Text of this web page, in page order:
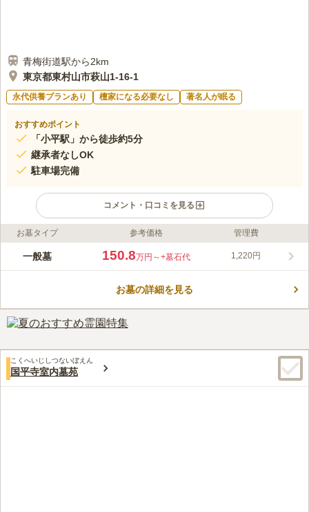
青梅街道駅から2km
東京都東村山市萩山1-16-1
永代供養プランあり 檀家になる必要なし 著名人が眠る
おすすめポイント
「小平駅」から徒歩約5分
継承者なしOK
駐車場完備
コメント・口コミを見る
ライフドット編集部のコメント
都立 小平霊園は、東村山市萩山にある宗旨・宗派自由の霊園で
ります。 昔ながらのお墓や近代的なお墓が数多く立ち並んでい
の流れにいち早く対応している霊園と言えます。 この霊園の園
路には、ケヤキやさくら、三本松などが植えられ、緑あふれる街
林や草地になっており、一面に緑が広がっています。 小平霊園
は非常に緑豊かで気持ちの良い雰囲気の霊園です。 お参りに来
ている人も多いですが、付近の方の散歩コースにもなっているよ
口コミ評価
50代男性
霊園近くや霊園内に売店はあるが、利用したことは過去に一度ほ
どしかない。お花やお供え物は、あらかじめ自宅近くなど別の店にて購入
し参拝している。
お墓タイプ 参考価格 管理費
一般墓 150.8万円～+墓石代 1,220円
お墓の詳細を見る
こくへいじしつないぼえん
国平寺室内墓苑